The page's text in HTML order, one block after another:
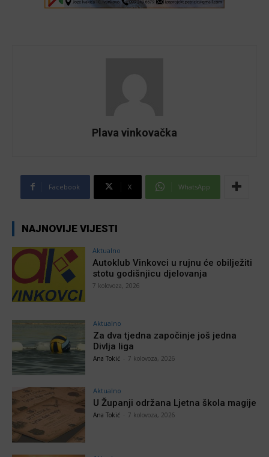
Plava vinkovačka
Facebook X WhatsApp
NAJNOVIJE VIJESTI
Aktualno
Autoklub Vinkovci u rujnu će obilježiti
stotu godišnjicu djelovanja
7 kolovoza, 2026
Aktualno
Za dva tjedna započinje još jedna
Divlja liga
Ana Tokić 7 kolovoza, 2026
Aktualno
U Županji održana Ljetna škola magije
Ana Tokić 7 kolovoza, 2026